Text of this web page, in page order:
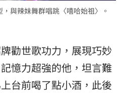
與辣妹舞群唱跳〈嘻哈始祖〉。
勸世歌功力，展現巧妙
憶力超強的他，坦言難
台前喝了點小酒，此後